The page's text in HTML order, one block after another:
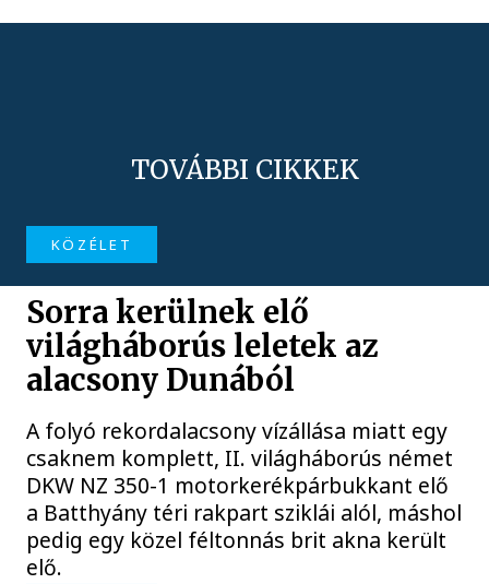
TOVÁBBI CIKKEK
KÖZÉLET
Sorra kerülnek elő
világháborús leletek az
alacsony Dunából
A folyó rekordalacsony vízállása miatt egy
csaknem komplett, II. világháborús német
DKW NZ 350-1 motorkerékpárbukkant elő
a Batthyány téri rakpart sziklái alól, máshol
pedig egy közel féltonnás brit akna került
elő.